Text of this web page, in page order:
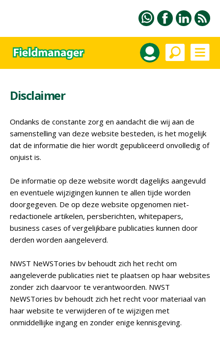
Disclaimer
Ondanks de constante zorg en aandacht die wij aan de
samenstelling van deze website besteden, is het mogelijk
dat de informatie die hier wordt gepubliceerd onvolledig of
onjuist is.
De informatie op deze website wordt dagelijks aangevuld
en eventuele wijzigingen kunnen te allen tijde worden
doorgegeven. De op deze website opgenomen niet-
redactionele artikelen, persberichten, whitepapers,
business cases of vergelijkbare publicaties kunnen door
derden worden aangeleverd.
NWST NeWSTories bv behoudt zich het recht om
aangeleverde publicaties niet te plaatsen op haar websites
zonder zich daarvoor te verantwoorden. NWST
NeWSTories bv behoudt zich het recht voor materiaal van
haar website te verwijderen of te wijzigen met
onmiddellijke ingang en zonder enige kennisgeving.